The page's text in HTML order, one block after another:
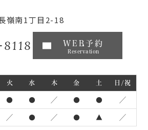
嶺南1丁目2-18
WEB予約
Reservation
火 水 木 金 土 日/祝
● ● ／ ● ● ／
／ ● ／ ● ▲ ／